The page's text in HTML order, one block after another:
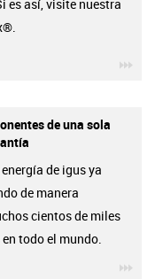
es así, visite nuestra
de una sola
de igus ya
de manera
cientos de miles
todo el mundo.